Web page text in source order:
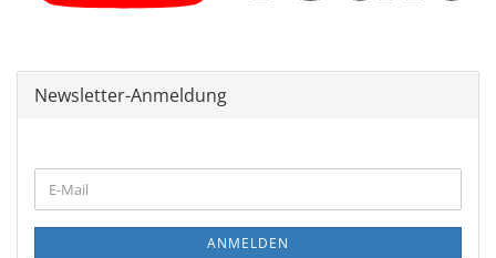
Newsletter-Anmeldung
ZUR
E-
Mail
ANMELDEN